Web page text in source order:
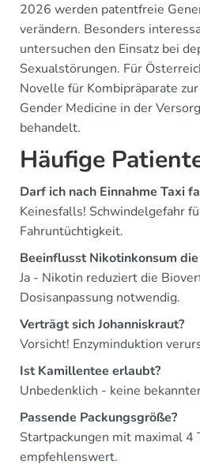
2026 werden patentfreie
verändern. Besonders
untersuchen den Einsatz bei
Sexualstörungen. Für
Novelle für Kombipräparate
Gender Medicine in der
behandelt.
Häufige
Darf ich nach Einnahme Taxi
Keinesfalls! Schwindelgefahr
Fahruntüchtigkeit.
Beeinflusst Nikotinkonsum
Ja - Nikotin reduziert die
Dosisanpassung notwendig.
Verträgt sich Johanniskraut?
Vorsicht! Enzyminduktion
Ist Kamillentee erlaubt?
Unbedenklich - keine
Passende Packungsgröße?
Startpackungen mit maximal 4
empfehlenswert.